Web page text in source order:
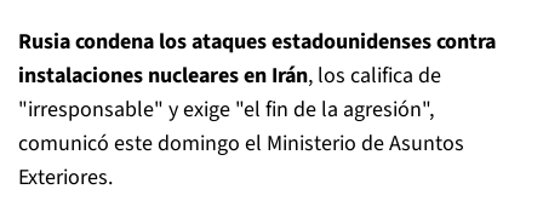
Rusia condena los ataques estadounidenses contra
instalaciones nucleares en Irán, los califica de
"irresponsable" y exige "el fin de la agresión",
comunicó este domingo el Ministerio de Asuntos
Exteriores.